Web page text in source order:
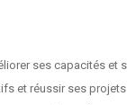
ses capacités et
et réussir ses projets